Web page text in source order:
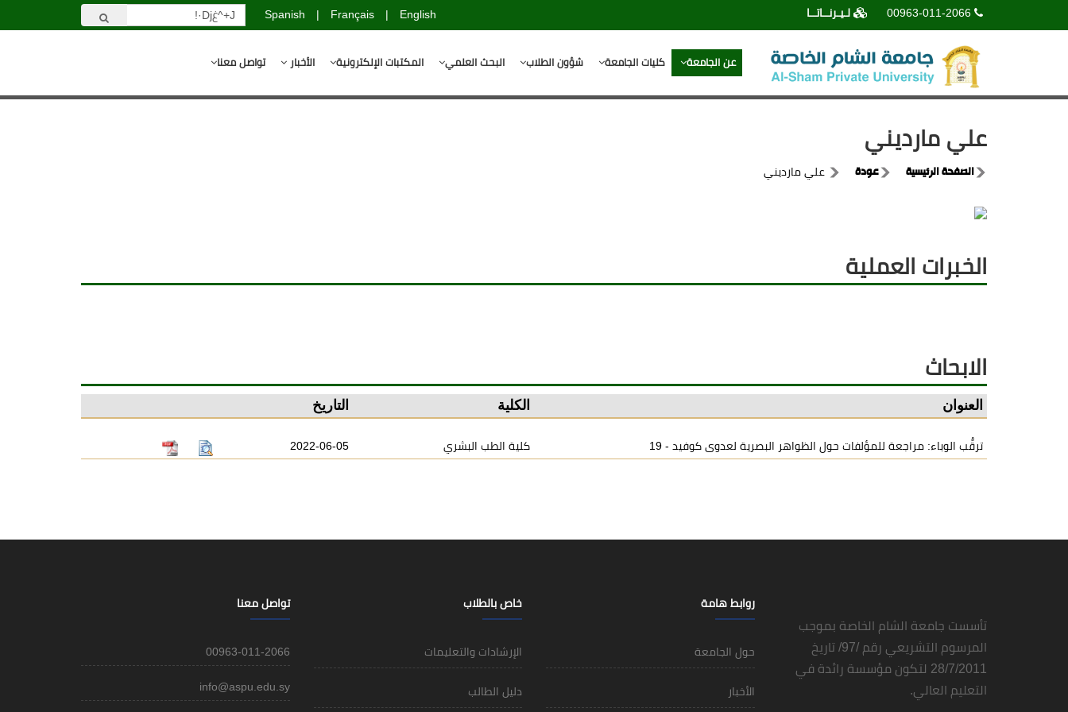
00963-011-2066 لـيـرنــاتــا English
|
Français
|
Spanish
عن الجامعة كليات الجامعة شؤون الطلاب البحث العلمي المكتبات الإلكترونية الأخبار تواصل معنا
علي مارديني
الصفحة الرئيسية عودة علي مارديني
الخبرات العملية
الابحاث
العنوان الكلية التاريخ
ترقُّب الوباء: مراجعة للمؤلفات حول الظواهر البصرية لعدوى كوفيد - 19 كلية الطب البشري 2022-06-05
تأسست جامعة الشام الخاصة بموجب
المرسوم التشريعي رقم /97/ تاريخ
28/7/2011 لتكون مؤسسة رائدة في
التعليم العالي.
روابط هامة
حول الجامعة
الأخبار
خاص بالطلاب
الإرشادات والتعليمات
دليل الطالب
تواصل معنا
00963-011-2066
info@aspu.edu.sy